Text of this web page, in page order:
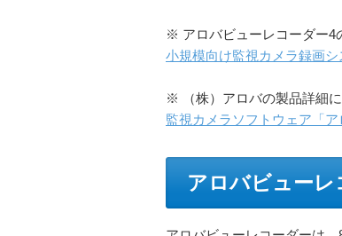
※ アロバビューレコーダー4
小規模向け監視カメラ録画シ
※ （株）アロバの製品詳細
監視カメラソフトウェア「ア
アロバビューレ